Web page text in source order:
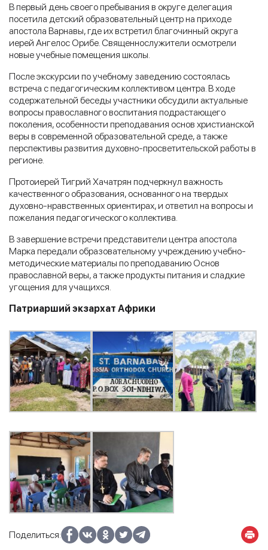
В первый день своего пребывания в округе делегация
посетила детский образовательный центр на приходе
апостола Варнавы, где их встретил благочинный округа
иерей Ангелос Орибе. Священнослужители осмотрели
новые учебные помещения школы.
После экскурсии по учебному заведению состоялась
встреча с педагогическим коллективом центра. В ходе
содержательной беседы участники обсудили актуальные
вопросы православного воспитания подрастающего
поколения, особенности преподавания основ христианской
веры в современной образовательной среде, а также
перспективы развития духовно-просветительской работы в
регионе.
Протоиерей Тигрий Хачатрян подчеркнул важность
качественного образования, основанного на твердых
духовно-нравственных ориентирах, и ответил на вопросы и
пожелания педагогического коллектива.
В завершение встречи представители центра апостола
Марка передали образовательному учреждению учебно-
методические материалы по преподаванию Основ
православной веры, а также продукты питания и сладкие
угощения для учащихся.
Патриарший экзархат Африки
Поделиться: